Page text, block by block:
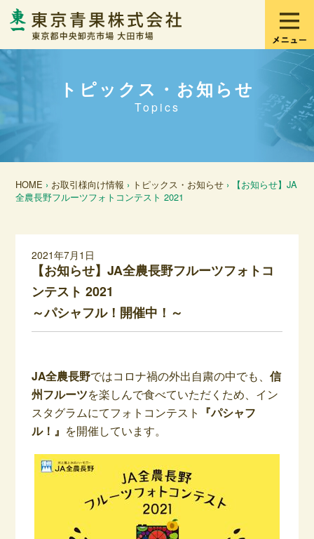
トピックス・お知らせ
Topics
HOME › お取引様向け情報 › トピックス・お知らせ › 【お知らせ】JA
全農長野フルーツフォトコンテスト 2021
2021年7月1日
【お知らせ】JA全農長野フルーツフォトコ
ンテスト 2021
～パシャフル！開催中！～
JA全農長野ではコロナ禍の外出自粛の中でも、 信
州フルーツを楽しんで食べていただくため、イン
スタグラムにてフォトコンテスト 『パシャフ
ル！』 を開催しています。